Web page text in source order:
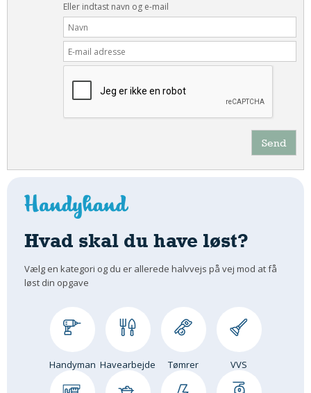
Eller indtast navn og e-mail
Send
Hvad skal du have løst?
Vælg en kategori og du er allerede halvvejs på vej mod at få
løst din opgave
Handyman Havearbejde Tømrer VVS